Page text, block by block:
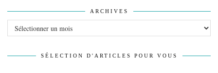
ARCHIVES
SÉLECTION D'ARTICLES POUR VOUS